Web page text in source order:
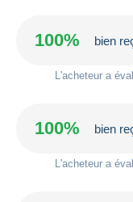
100% bien
L'acheteur a
100% bien
L'acheteur a